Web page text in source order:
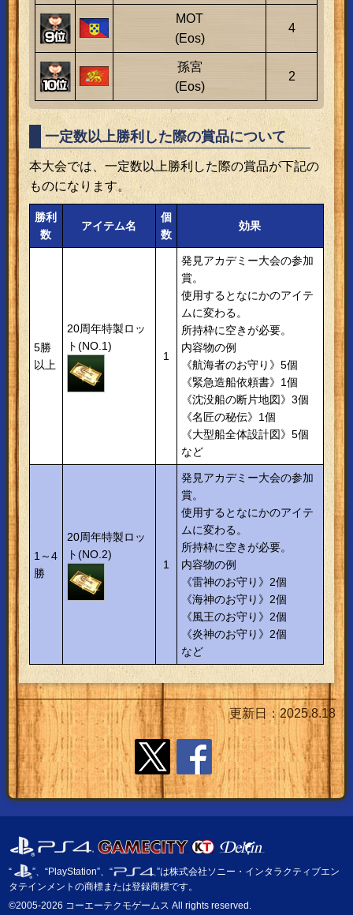
MOT
(Eos)
4
孫宮
(Eos)
2
一定数以上勝利した際の賞品について
本大会では、一定数以上勝利した際の賞品が下記の
ものになります。
勝利
数
アイテム名
個
数
効果
5勝
以上
20周年特製ロッ
ト(NO.1)
1
発見アカデミー大会の参加
賞。
使用するとなにかのアイテ
ムに変わる。
所持枠に空きが必要。
内容物の例
《航海者のお守り》5個
《緊急造船依頼書》1個
《沈没船の断片地図》3個
《名匠の秘伝》1個
《大型船全体設計図》5個
など
1～4
勝
20周年特製ロッ
ト(NO.2)
1
発見アカデミー大会の参加
賞。
使用するとなにかのアイテ
ムに変わる。
所持枠に空きが必要。
内容物の例
《雷神のお守り》2個
《海神のお守り》2個
《風王のお守り》2個
《炎神のお守り》2個
など
更新日：2025.8.18
“ ”、“PlayStation”、“
”は株式会社ソニー・インタラクティブエン
タテインメントの商標または登録商標です。
©2005-2026 コーエーテクモゲームス All rights reserved.